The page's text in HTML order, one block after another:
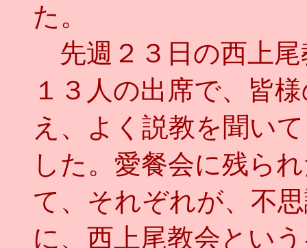
た。
先週２３日の西上尾
１３人の出席で、皆
え、よく説教を聞い
した。愛餐会に残ら
て、それぞれが、不
に、西上尾教会とい